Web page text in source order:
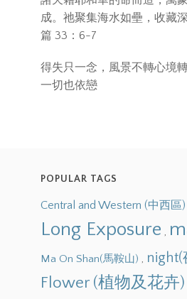
成。祂聚集海水如壘，收藏
篇 33：6-7
得失只一念，風景不轉心境
一切也依戀
POPULAR TAGS
Central and Western (中西區)
Long Exposure ,
Ma On Shan(馬鞍山) , night(
Flower (植物及花卉)